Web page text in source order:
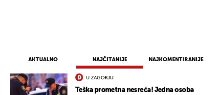
AKTUALNO NAJČITANIJE NAJKOMENTIRANIJE
U ZAGORJU
Teška prometna nesreća! Jedna osoba